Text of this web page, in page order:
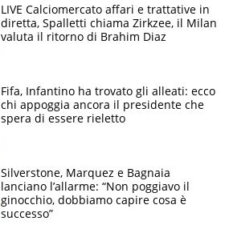
LIVE Calciomercato affari e trattative in
diretta, Spalletti chiama Zirkzee, il Milan
valuta il ritorno di Brahim Diaz
Fifa, Infantino ha trovato gli alleati: ecco
chi appoggia ancora il presidente che
spera di essere rieletto
Silverstone, Marquez e Bagnaia
lanciano l’allarme: “Non poggiavo il
ginocchio, dobbiamo capire cosa è
successo”